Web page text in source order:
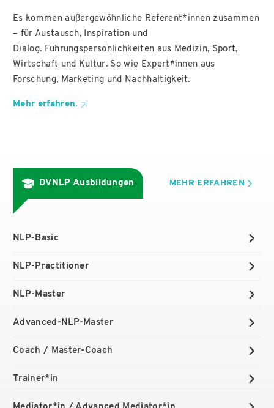
Es kommen außergewöhnliche Referent*innen zusammen
– für Austausch, Inspiration und
Dialog. Führungspersönlichkeiten aus Medizin, Sport,
Wirtschaft und Kultur. So wie Expert*innen aus
Forschung, Marketing und Nachhaltigkeit.
Mehr erfahren.
DVNLP Ausbildungen MEHR ERFAHREN
NLP-Basic
NLP-Practitioner
NLP-Master
Advanced-NLP-Master
Coach / Master-Coach
Trainer*in